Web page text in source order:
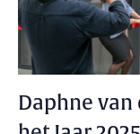
Daphne van